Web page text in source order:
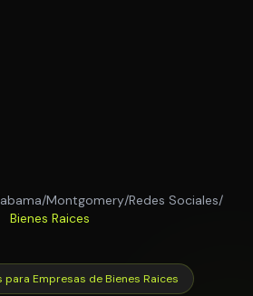
/Montgomery/Redes Sociales/
Bienes Raices
para Empresas de Bienes Raices